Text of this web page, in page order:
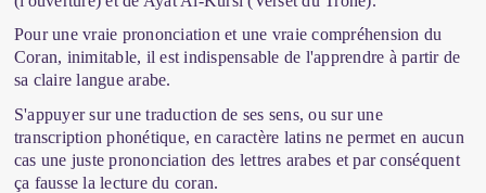
Pour une vraie prononciation et une vraie compréhension du
Coran, inimitable, il est indispensable de l'apprendre à partir de
sa claire langue arabe.
S'appuyer sur une traduction de ses sens, ou sur une
transcription phonétique, en caractère latins ne permet en aucun
cas une juste prononciation des lettres arabes et par conséquent
ça fausse la lecture du coran.